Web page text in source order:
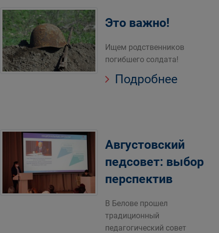
Это важно!
Ищем родственников
погибшего солдата!
Подробнее
Августовский
педсовет: выбор
перспектив
В Белове прошел
традиционный
педагогический совет